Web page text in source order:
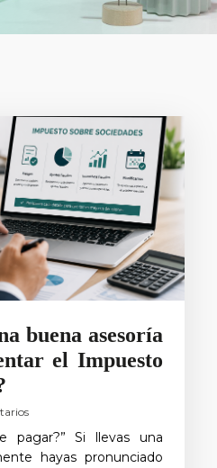
buena asesoría
el Impuesto
pagar?” Si llevas una
hayas pronunciado